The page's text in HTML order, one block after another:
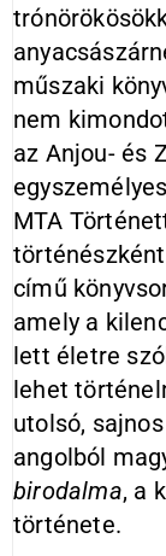
műszaki
nem
az Anjou- és
MTA
című
amely a
lett életre
lehet
utolsó,
angolból
birodalma, a
története.